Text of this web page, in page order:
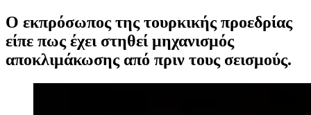
Ο εκπρόσωπος της τουρκικής προεδρίας
είπε πως έχει στηθεί μηχανισμός
αποκλιμάκωσης από πριν τους σεισμούς.